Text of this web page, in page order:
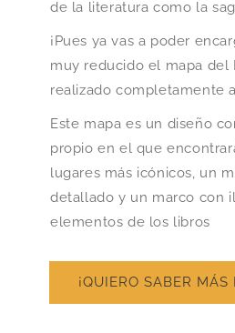
de la literatura como la
¡Pues ya vas a poder
muy reducido el mapa del
realizado completamente
Este mapa es un diseño
propio en el que
lugares más icónicos, un
detallado y un marco con
elementos de los libros
¡QUIERO SABER MÁS